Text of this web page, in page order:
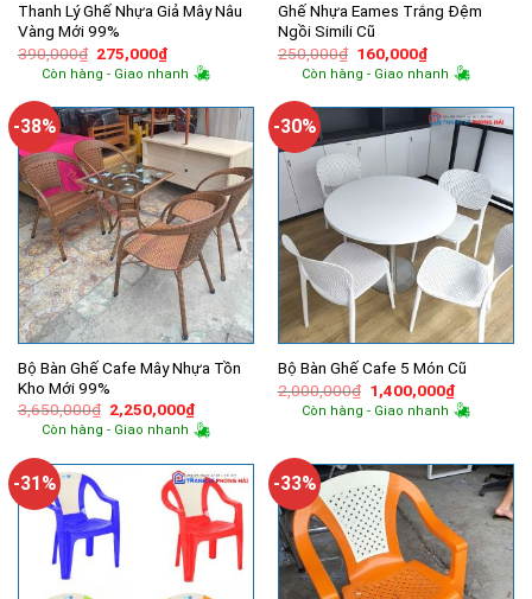
Thanh Lý Ghế Nhựa Giả Mây Nâu
Vàng Mới 99%
390,000₫ Giá
gốc
là:
275,000₫Giá
hiện
tại
275,000₫.
Còn hàng - Giao nhanh
Ghế Nhựa Eames Trắng Đệm
Ngồi Simili Cũ
250,000₫ Giá
gốc
là:
160,000₫Giá
hiện
tại
160,000₫.
Còn hàng - Giao nhanh
-38%
Bộ Bàn Ghế Cafe Mây Nhựa Tồn
Kho Mới 99%
3,650,000₫ Giá
gốc
là:
2,250,000₫Giá
hiện
tại
2,250,000₫.
Còn hàng - Giao nhanh
-30%
Bộ Bàn Ghế Cafe 5 Món Cũ
2,000,000₫ Giá
gốc
là:
1,400,000₫Giá
hiện
tại
Còn hàng - Giao nhanh
-31% -33%